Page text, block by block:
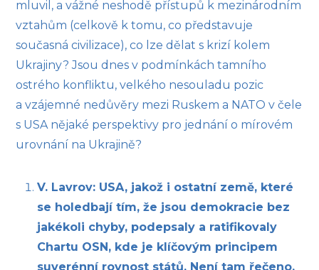
mluvil, a vážné neshodě přístupů k mezinárodním
vztahům (celkově k tomu, co představuje
současná civilizace), co lze dělat s krizí kolem
Ukrajiny? Jsou dnes v podmínkách tamního
ostrého konfliktu, velkého nesouladu pozic
a vzájemné nedůvěry mezi Ruskem a NATO v čele
s USA nějaké perspektivy pro jednání o mírovém
urovnání na Ukrajině?
V. Lavrov: USA, jakož i ostatní země, které
se holedbají tím, že jsou demokracie bez
jakékoli chyby, podepsaly a ratifikovaly
Chartu OSN, kde je klíčovým principem
suverénní rovnost států. Není tam řečeno,